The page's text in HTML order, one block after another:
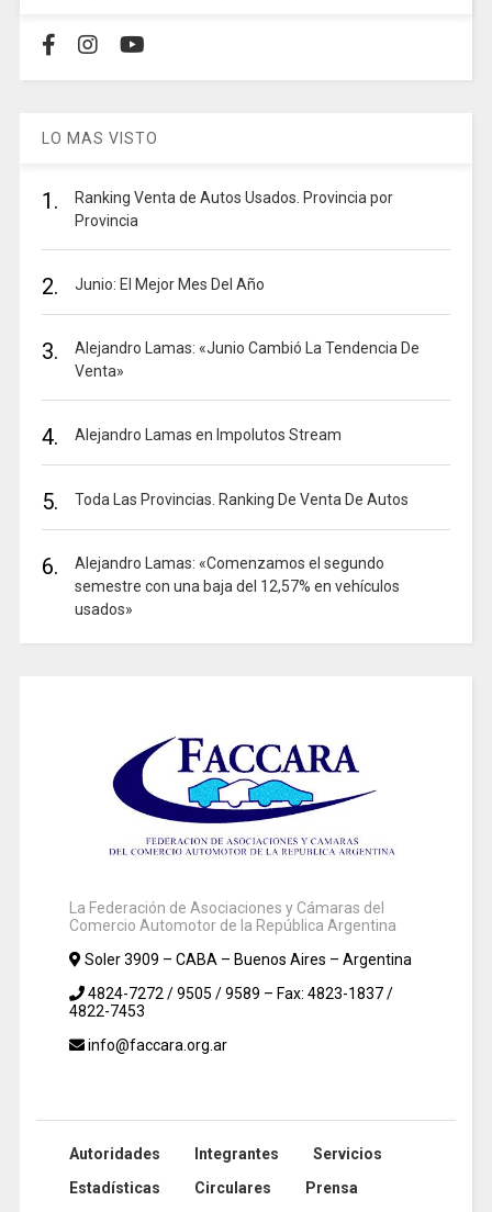
LO MAS VISTO
1.
Ranking Venta de Autos Usados. Provincia por
Provincia
2. Junio: El Mejor Mes Del Año
3.
Alejandro Lamas: «Junio Cambió La Tendencia De
Venta»
4. Alejandro Lamas en Impolutos Stream
5. Toda Las Provincias. Ranking De Venta De Autos
6.
Alejandro Lamas: «Comenzamos el segundo
semestre con una baja del 12,57% en vehículos
usados»
La Federación de Asociaciones y Cámaras del
Comercio Automotor de la República Argentina
Soler 3909 – CABA – Buenos Aires – Argentina
4824-7272 / 9505 / 9589 – Fax: 4823-1837 /
4822-7453
info@faccara.org.ar
Autoridades Integrantes
Servicios
Estadísticas
Circulares Prensa